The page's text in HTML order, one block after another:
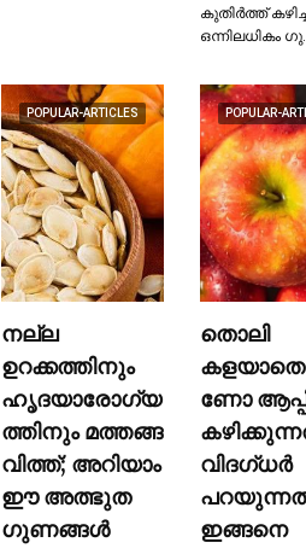
കുതിർത്ത്
ഒന്നിലധികം ഗു…
POPULAR-ARTICLES
നല്ല
ഉറക്കത്തിനും
ഹൃദയാരോഗ്യ
ത്തിനും മത്തങ്ങ
വിത്ത്; അറിയാം
ഈ അത്ഭുത
ഗുണങ്ങള്‍
POPULAR-
തൊലി
ണോ
വിദഗ്ധര്‍
ഇങ്ങനെ